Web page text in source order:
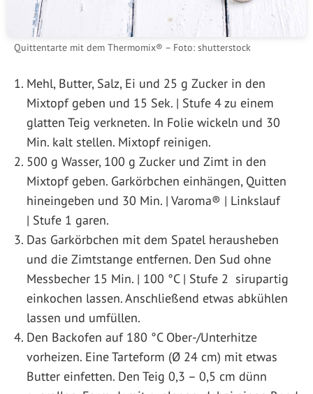
Quittentarte mit dem Thermomix® – Foto: shutterstock
Mehl, Butter, Salz, Ei und 25 g Zucker in den
Mixtopf geben und 15 Sek. | Stufe 4 zu einem
glatten Teig verkneten. In Folie wickeln und 30
Min. kalt stellen. Mixtopf reinigen.
500 g Wasser, 100 g Zucker und Zimt in den
Mixtopf geben. Garkörbchen einhängen, Quitten
hineingeben und 30 Min. | Varoma® | Linkslauf
| Stufe 1 garen.
Das Garkörbchen mit dem Spatel herausheben
und die Zimtstange entfernen. Den Sud ohne
Messbecher 15 Min. | 100 °C | Stufe 2 sirupartig
einkochen lassen. Anschließend etwas abkühlen
lassen und umfüllen.
Den Backofen auf 180 °C Ober-/Unterhitze
vorheizen. Eine Tarteform (Ø 24 cm) mit etwas
Butter einfetten. Den Teig 0,3 – 0,5 cm dünn